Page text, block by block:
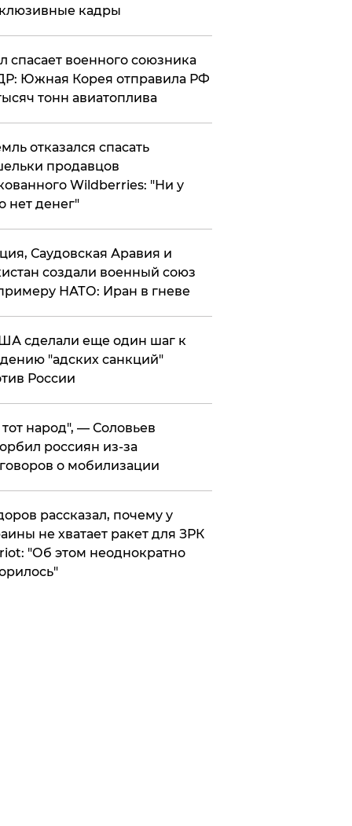
кадры
спасает военного союзника
Южная Корея отправила РФ
тонн авиатоплива
отказался спасать
продавцов
Wildberries: "Ни у
нет денег"
Саудовская Аравия и
создали военный союз
НАТО: Иран в гневе
сделали еще один шаг к
"адских санкций"
России
народ", — Соловьев
россиян из-за
о мобилизации
рассказал, почему у
не хватает ракет для ЗРК
"Об этом неоднократно